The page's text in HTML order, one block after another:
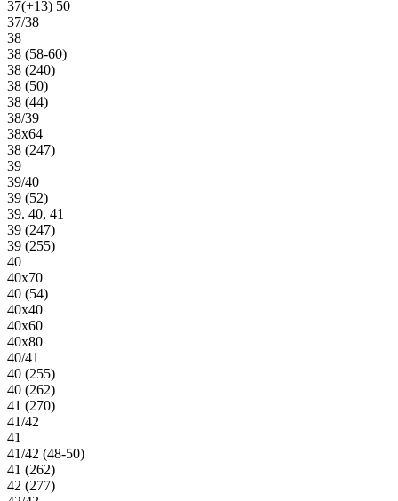
37(+13) 50
37/38
38
38 (58-60)
38 (240)
38 (50)
38 (44)
38/39
38х64
38 (247)
39
39/40
39 (52)
39. 40, 41
39 (247)
39 (255)
40
40х70
40 (54)
40х40
40х60
40х80
40/41
40 (255)
40 (262)
41 (270)
41/42
41
41/42 (48-50)
41 (262)
42 (277)